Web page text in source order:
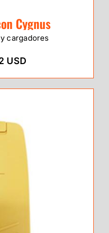
Cygnus
cargadores
USD